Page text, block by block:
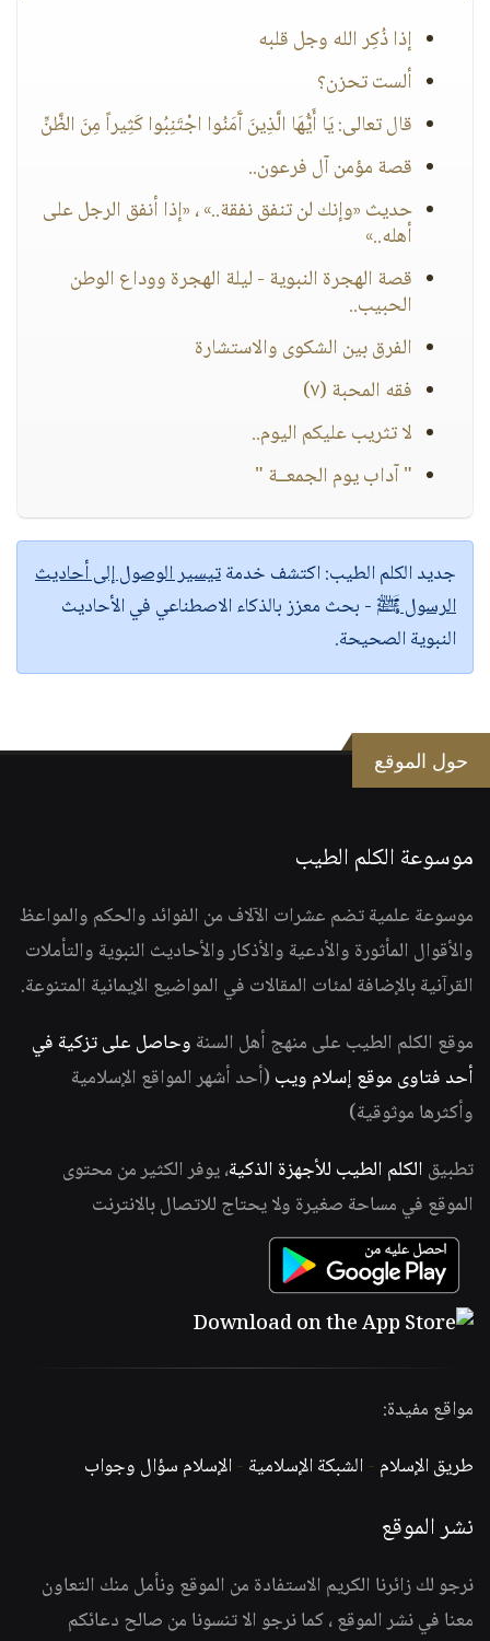
إذا ذُكِر الله وجل قلبه
ألست تحزن؟
قال تعالى: يَا أَيُّهَا الَّذِينَ آَمَنُوا اجْتَنِبُوا كَثِيراً مِنَ الظَّنِّ
قصة مؤمن آل فرعون..
حديث «وإنك لن تنفق نفقة..» ، «إذا أنفق الرجل على
أهله..»
قصة الهجرة النبوية - ليلة الهجرة ووداع الوطن
الحبيب..
الفرق بين الشكوى والاستشارة
فقه المحبة (٧)
لا تثريب عليكم اليوم..
" آداب يوم الجمعــة "
جديد الكلم الطيب:اكتشف خدمةتيسير الوصول إلى أحاديث
الرسول ﷺ - بحث معزز بالذكاء الاصطناعي في الأحاديث
النبوية الصحيحة.
حول الموقع
موسوعة الكلم الطيب
موسوعة علمية تضم عشرات الآلاف من الفوائد والحكم والمواعظ
والأقوال المأثورة والأدعية والأذكار والأحاديث النبوية والتأملات
القرآنية بالإضافة لمئات المقالات في المواضيع الإيمانية المتنوعة.
موقع الكلم الطيب على منهج أهل السنة وحاصل على تزكية في
أحد فتاوى موقع إسلام ويب (أحد أشهر المواقع الإسلامية
وأكثرها موثوقية)
تطبيق الكلم الطيب للأجهزة الذكية، يوفر الكثير من محتوى
الموقع في مساحة صغيرة ولا يحتاج للاتصال بالانترنت
مواقع مفيدة:
طريق الإسلام -الشبكة الإسلامية -الإسلام سؤال وجواب
نشر الموقع
نرجو لك زائرنا الكريم الاستفادة من الموقع ونأمل منك التعاون
معنا في نشر الموقع ، كما نرجو الا تنسونا من صالح دعائكم